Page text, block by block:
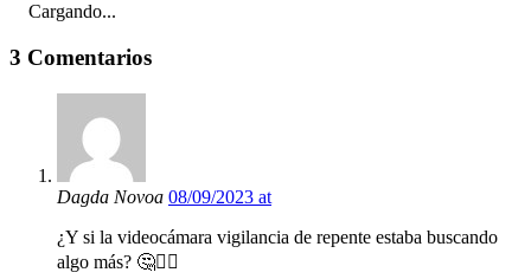
Cargando...
3 Comentarios
Dagda Novoa 08/09/2023 at
¿Y si la videocámara vigilancia de repente estaba buscando
algo más? 🤔🕵️‍♂️